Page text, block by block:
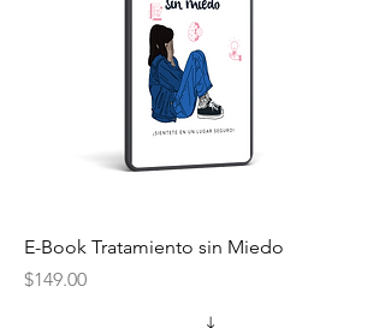
E-Book Tratamiento sin Miedo
Precio
$149.00